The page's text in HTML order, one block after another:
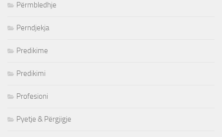
Përmbledhje
Perndjekja
Predikime
Predikimi
Profesioni
Pyetje & Përgjigje